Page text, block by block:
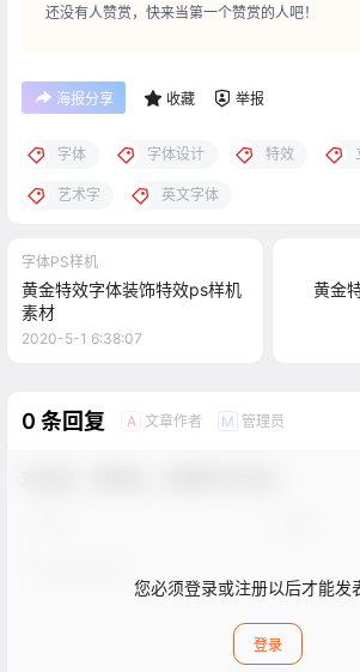
还没有人赞赏，快来当第一个赞赏的人吧！
海报分享 收藏 举报
字体 字体设计 特效
艺术字 英文字体
字体PS样机
黄金特效字体装饰特效ps样机
素材
2020-5-1 6:38:07
黄金
0 条回复 A 文章作者 M 管理员
您必须登录或注册以后才能发
登录